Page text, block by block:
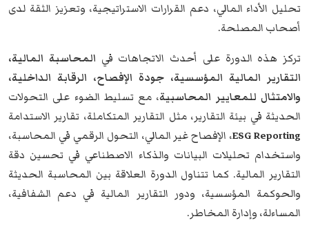
تحليل الأداء المالي، دعم القرارات الاستراتيجية، وتعزيز الثقة لدى
أصحاب المصلحة.
تركز هذه الدورة على أحدث الاتجاهات في المحاسبة المالية،
التقارير المالية المؤسسية، جودة الإفصاح، الرقابة الداخلية،
والامتثال للمعايير المحاسبية، مع تسليط الضوء على التحولات
الحديثة في بيئة التقارير، مثل التقارير المتكاملة، تقارير الاستدامة
ESG Reporting، الإفصاح غير المالي، التحول الرقمي في المحاسبة،
واستخدام تحليلات البيانات والذكاء الاصطناعي في تحسين دقة
التقارير المالية. كما تتناول الدورة العلاقة بين المحاسبة الحديثة
والحوكمة المؤسسية، ودور التقارير المالية في دعم الشفافية،
المساءلة، وإدارة المخاطر.